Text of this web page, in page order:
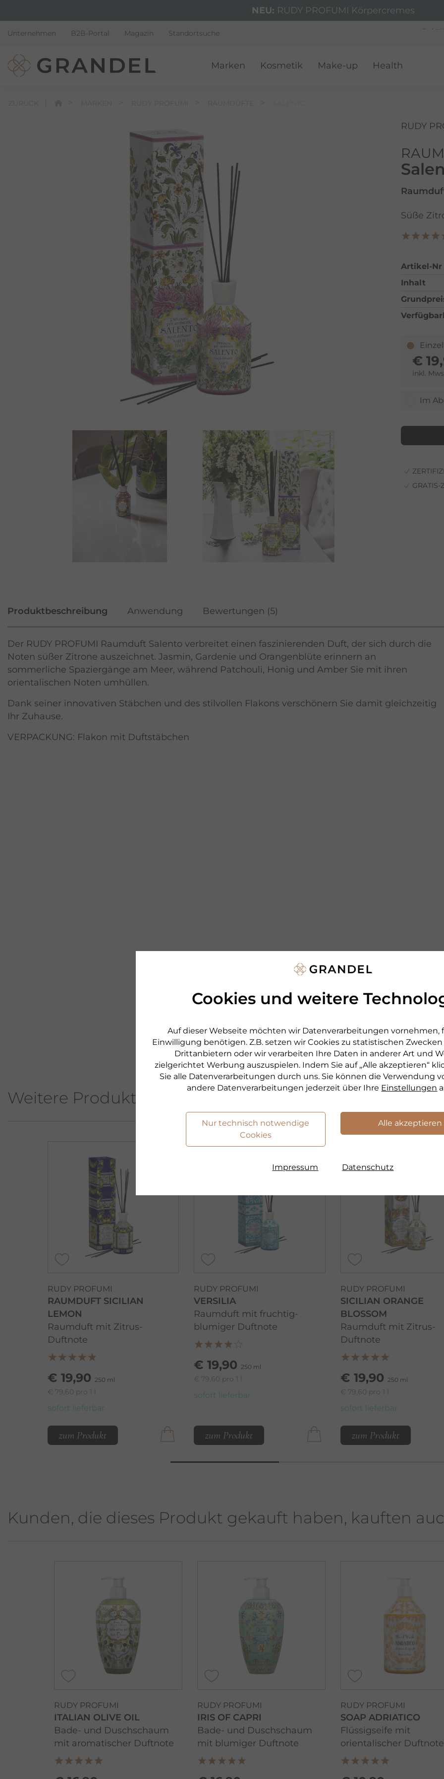
Cookies und weitere
Auf dieser Webseite möchten wir Datenverarbeitungen vornehmen,
Einwilligung benötigen. Z.B. setzen wir Cookies zu statistischen
Drittanbietern oder wir verarbeiten Ihre Daten in anderer Art und
zielgerichtet Werbung auszuspielen. Indem Sie auf „Alle akzeptieren“
Sie alle Datenverarbeitungen durch uns. Sie können die Verwendung
andere Datenverarbeitungen jederzeit über Ihre Einstellungen
Nur technisch notwendige
Cookies
Alle akzeptieren
Impressum Datenschutz
NEU: RUDY PROFUMI Körpercremes
Unternehmen B2B-Portal Magazin Standortsuche
Marken Kosmetik Make-up Health
RUDY
Süße
Artikel-Nr
Inhalt
€
inkl.
Im
GRATIS-
Produktbeschreibung Anwendung Bewertungen (5)
Der RUDY PROFUMI Raumduft Salento verbreitet einen faszinierenden Duft, der sich durch die
Noten süßer Zitrone auszeichnet. Jasmin, Gardenie und Orangenblüte erinnern an
sommerliche Spaziergänge am Meer, während Patchouli, Honig und Amber Sie mit ihren
orientalischen Noten umhüllen.
Dank seiner innovativen Stäbchen und des stilvollen Flakons verschönern Sie damit gleichzeitig
Ihr Zuhause.
VERPACKUNG: Flakon mit Duftstäbchen
Weitere Produkte aus dieser Serie
RUDY PROFUMI
RAUMDUFT SICILIAN
LEMON
Raumduft mit Zitrus-
Duftnote
€ 19,90 250 ml
€ 79,60 pro 1 l
sofort lieferbar
zum Produkt
RUDY PROFUMI
VERSILIA
Raumduft mit fruchtig-
blumiger Duftnote
€ 19,90 250 ml
€ 79,60 pro 1 l
sofort lieferbar
zum Produkt
RUDY PROFUMI
SICILIAN ORANGE
BLOSSOM
Raumduft mit Zitrus-
Duftnote
€ 19,90 250 ml
€ 79,60 pro 1 l
sofort lieferbar
zum Produkt
Kunden, die dieses Produkt gekauft haben, kauften
RUDY PROFUMI
ITALIAN OLIVE OIL
Bade- und Duschschaum
mit aromatischer Duftnote
RUDY PROFUMI
IRIS OF CAPRI
Bade- und Duschschaum
mit blumiger Duftnote
RUDY PROFUMI
SOAP ADRIATICO
Flüssigseife mit
orientalischer Duftnote